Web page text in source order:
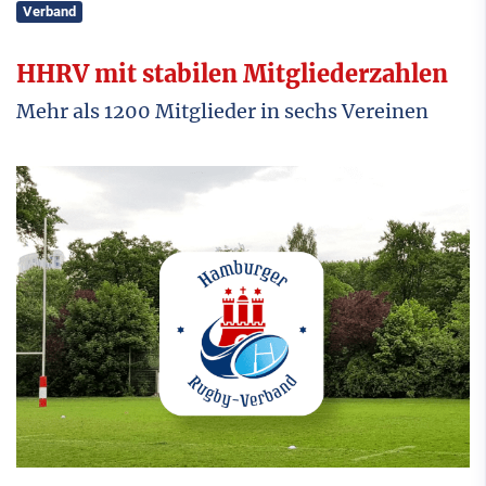
Verband
HHRV mit stabilen Mitgliederzahlen
Mehr als 1200 Mitglieder in sechs Vereinen